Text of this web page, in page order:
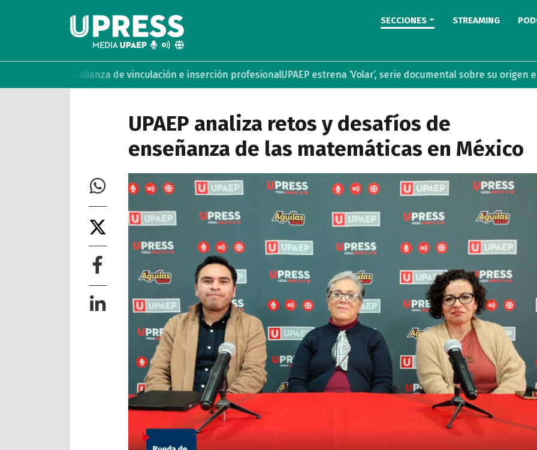
SECCIONES STREAMING
alianza de vinculación e inserción profesional UPAEP estrena ‘Volar’, serie documental sobre su origen en streaming
UPAEP analiza retos y desafíos de
enseñanza de las matemáticas en México